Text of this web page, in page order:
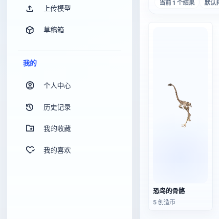
上传模型
草稿箱
我的
个人中心
历史记录
我的收藏
我的喜欢
当前 1 个结果 默认
恐鸟的骨骼
5 创造币